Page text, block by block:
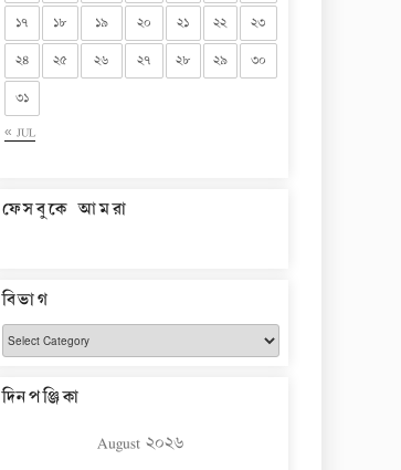
« JUL
১৭
১৮ ১৯ ২০ ২১ ২২
২৩
২৪
২৫ ২৬ ২৭ ২৮ ২৯
৩০
৩১
ফেসবুকে আমরা
বিভাগ
বিভাগ
দিনপঞ্জিকা
August ২০২৬